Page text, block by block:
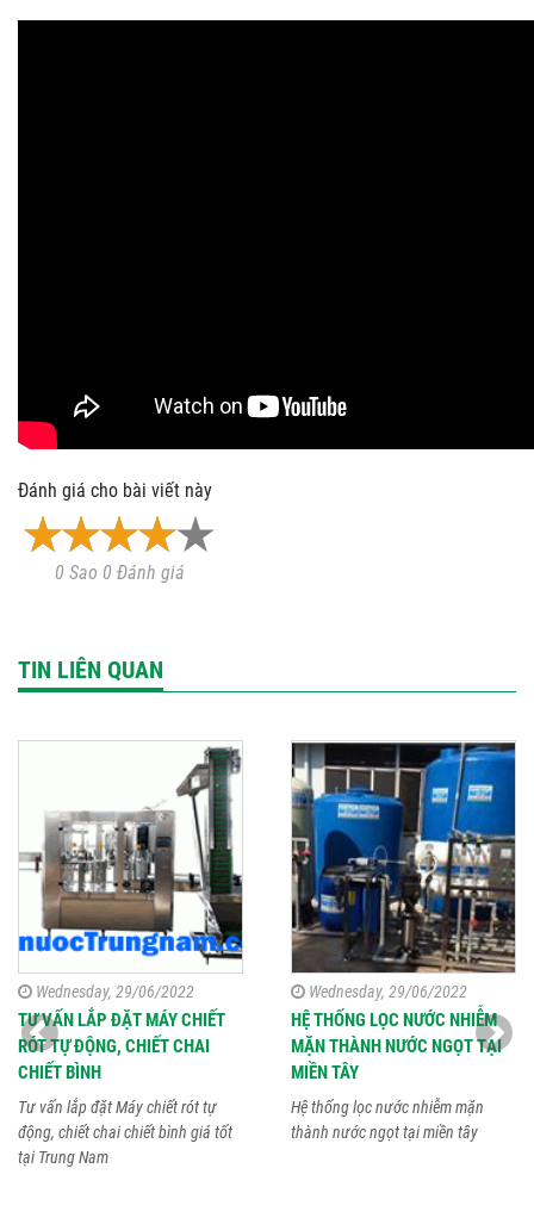
Đánh giá cho bài viết này
0 Sao 0 Đánh giá
TIN LIÊN QUAN
Wednesday, 29/06/2022
TƯ VẤN LẮP ĐẶT MÁY CHIẾT
RÓT TỰ ĐỘNG, CHIẾT CHAI
CHIẾT BÌNH
Tư vấn lắp đặt Máy chiết rót tự
động, chiết chai chiết bình giá tốt
tại Trung Nam
Wednesday, 29/06/2022
HỆ THỐNG LỌC NƯỚC NHIỄM
MẶN THÀNH NƯỚC NGỌT TẠI
MIỀN TÂY
Hệ thống lọc nước nhiễm mặn
thành nước ngọt tại miền tây